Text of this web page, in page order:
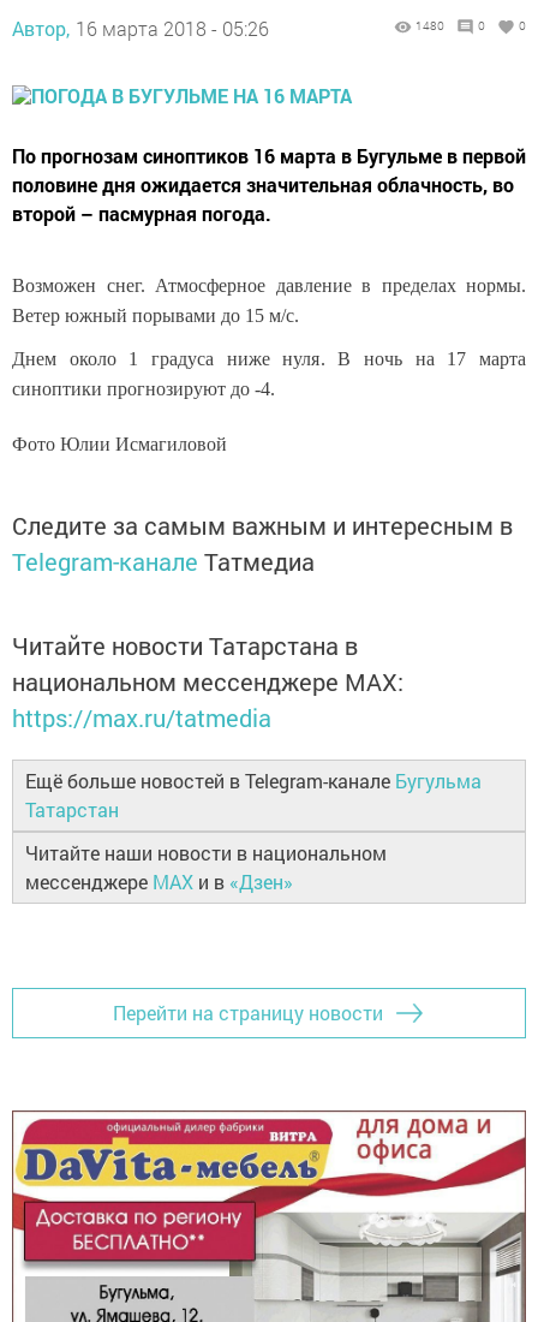
Автор, 16 марта 2018 - 05:26 1480 0 0
По прогнозам синоптиков 16 марта в Бугульме в первой
половине дня ожидается значительная облачность, во
второй – пасмурная погода.
Возможен снег. Атмосферное давление в пределах нормы.
Ветер южный порывами до 15 м/с.
Днем около 1 градуса ниже нуля. В ночь на 17 марта
синоптики прогнозируют до -4.
Фото Юлии Исмагиловой
Следите за самым важным и интересным в
Telegram-канале Татмедиа
Читайте новости Татарстана в
национальном мессенджере MАХ:
https://max.ru/tatmedia
Ещё больше новостей в Telegram-канале Бугульма
Татарстан
Читайте наши новости в национальном
мессенджере MAX и в «Дзен»
Перейти на страницу новости